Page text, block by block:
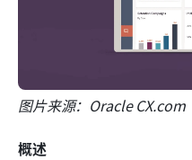
图片来源：Oracle CX.com
概述